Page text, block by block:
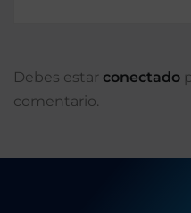
Debes estar conectado
comentario.